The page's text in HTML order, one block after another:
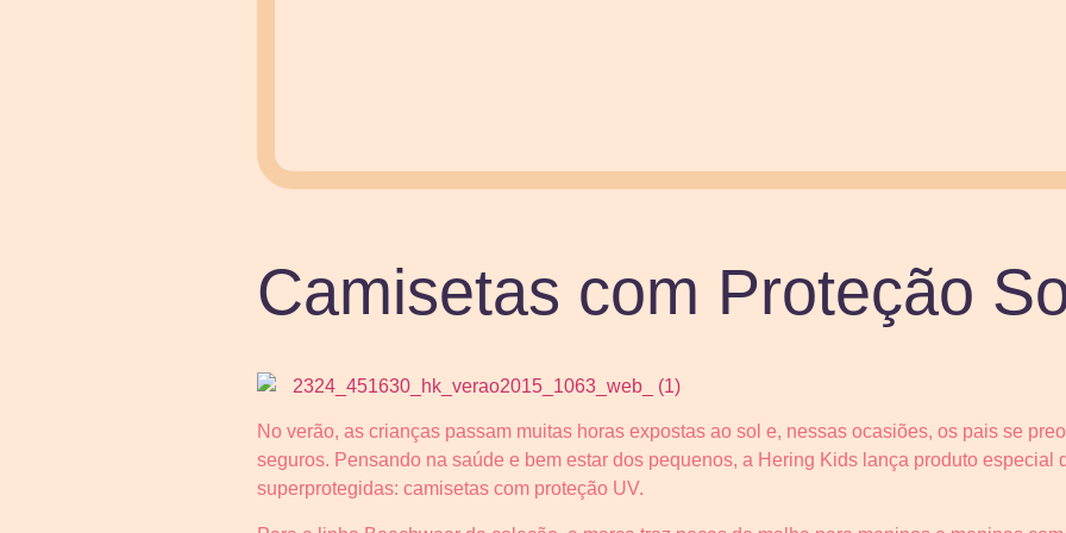
Camisetas com Proteção
No verão, as crianças passam muitas horas expostas ao sol e, nessas ocasiões, os pais se
seguros. Pensando na saúde e bem estar dos pequenos, a Hering Kids lança produto especial
superprotegidas: camisetas com proteção UV.